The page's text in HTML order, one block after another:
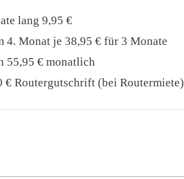
lang 9,95 €
4. Monat je 38,95 € für 3 Monate
55,95 € monatlich
€ Routergutschrift (bei Routermiete)